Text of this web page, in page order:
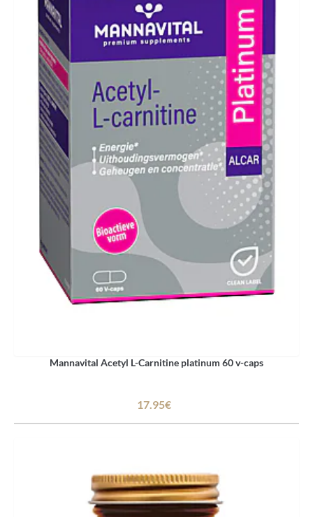
Mannavital Acetyl L-Carnitine platinum 60 v-caps
17.95€